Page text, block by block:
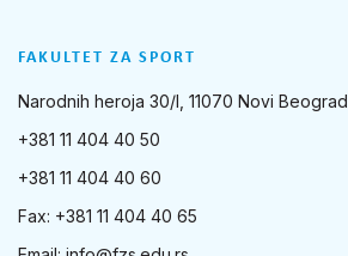
FAKULTET ZA SPORT
Narodnih heroja 30/I, 11070 Novi Beograd
+381 11 404 40 50
+381 11 404 40 60
Fax: +381 11 404 40 65